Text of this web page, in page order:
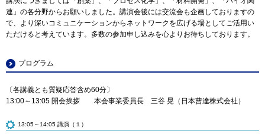
連」の各分野からお願いしました。講演会後には交流会も企画しておりますの
で、より深いコミュニケーションからネットワークを広げる場としてご活用い
ただけると考えています。多数の参加申し込みを心よりお待ちしております。
プログラム
〔各講義とも質疑応答含め60分〕
13:00～13:05 開会挨拶 本会事業委員長 三谷 晃（日本曹達株式会社）
13:05～14:05 講演（１）